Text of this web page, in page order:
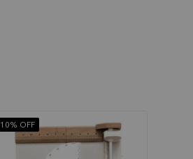
10% OFF